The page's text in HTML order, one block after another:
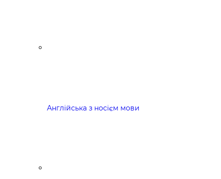
Англійська з носієм мови